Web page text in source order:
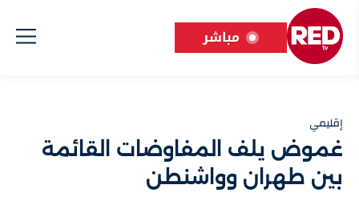
مباشر
إقليمي
غموض يلف المفاوضات القائمة
بين طهران وواشنطن